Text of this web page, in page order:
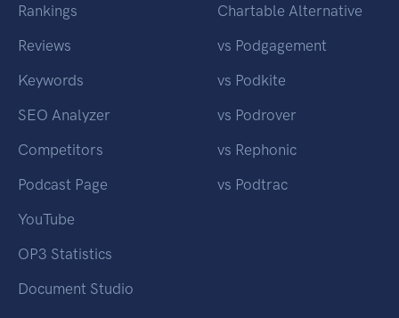
Rankings
Reviews
Keywords
SEO Analyzer
Competitors
Podcast Page
YouTube
OP3 Statistics
Document Studio
Chartable Alternative
vs Podgagement
vs Podkite
vs Podrover
vs Rephonic
vs Podtrac